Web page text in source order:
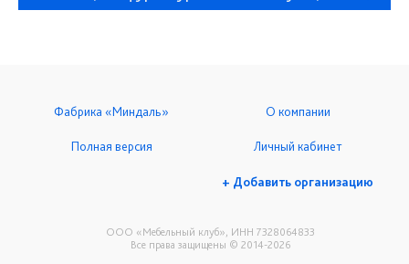
ООО «Мебельный клуб», ИНН 7328064833
Все права защищены © 2014-2026
Фабрика «Миндаль» О компании
Полная версия Личный кабинет
+ Добавить организацию